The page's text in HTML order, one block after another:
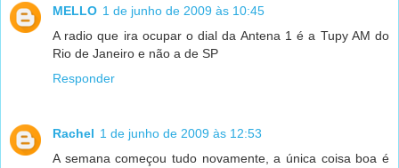
MELLO 1 de junho de 2009 às 10:45
A radio que ira ocupar o dial da Antena 1 é a Tupy AM do
Rio de Janeiro e não a de SP
Responder
Rachel 1 de junho de 2009 às 12:53
A semana começou tudo novamente, a única coisa boa é